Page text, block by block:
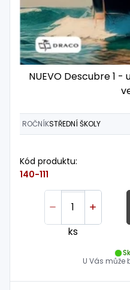
NUEVO Descubre 1
ROČNÍKSTŘEDNÍ ŠKOLY
Kód produktu:
140-111
ks
U Vás může